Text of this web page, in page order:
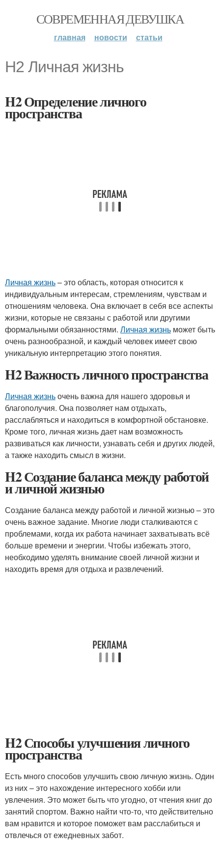
СОВРЕМЕННАЯ ДЕВУШКА
главная новости статьи
H2 Личная жизнь
H2 Определение личного
пространства
Личная жизнь– это область, которая относится к
индивидуальным интересам, стремлениям, чувствам и
отношениям человека. Она включает в себя все аспекты
жизни, которые не связаны с работой или другими
формальными обязанностями. Личная жизнь может быть
очень разнообразной, и каждый человек имеет свою
уникальную интерпретацию этого понятия.
H2 Важность личного пространства
Личная жизньочень важна для нашего здоровья и
благополучия. Она позволяет нам отдыхать,
расслабляться и находиться в комфортной обстановке.
Кроме того, личная жизнь дает нам возможность
развиваться как личности, узнавать себя и других людей,
а также находить смысл в жизни.
H2 Создание баланса между работой
и личной жизнью
Создание баланса между работой и личной жизнью – это
очень важное задание. Многие люди сталкиваются с
проблемами, когда их работа начинает захватывать всё
больше времени и энергии. Чтобы избежать этого,
необходимо уделять внимание своей личной жизни и
находить время для отдыха и развлечений.
H2 Способы улучшения личного
пространства
Есть много способов улучшить свою личную жизнь. Один
из них – это нахождение интересного хобби или
увлечения. Это может быть что угодно, от чтения книг до
занятий спортом. Важно найти что-то, что действительно
вам нравится и которое поможет вам расслабиться и
отвлечься от ежедневных забот.